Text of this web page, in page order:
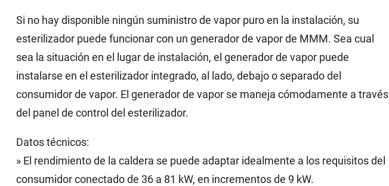
Si no hay disponible ningún suministro de vapor puro en la instalación, su
esterilizador puede funcionar con un generador de vapor de MMM. Sea cual
sea la situación en el lugar de instalación, el generador de vapor puede
instalarse en el esterilizador integrado, al lado, debajo o separado del
consumidor de vapor. El generador de vapor se maneja cómodamente a través
del panel de control del esterilizador.
Datos técnicos:
» El rendimiento de la caldera se puede adaptar idealmente a los requisitos del
consumidor conectado de 36 a 81 kW, en incrementos de 9 kW.